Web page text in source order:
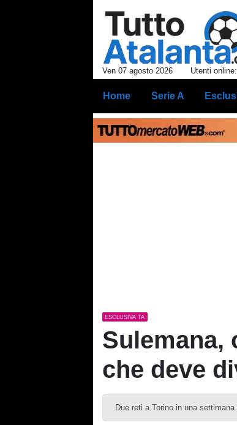
Ven 07 agosto 2026 Utenti
Home Serie A
ESCLUSIVA TA
Sulemana,
che deve
Due reti a Torino in una